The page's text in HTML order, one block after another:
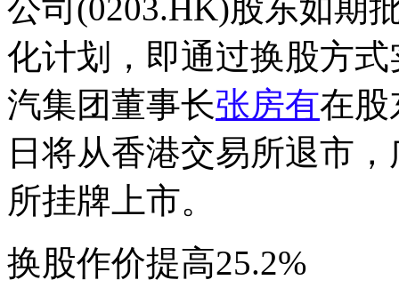
公司(0203.HK)股东如期
化计划，即通过换股方式
汽集团董事长张房有在股
日将从香港交易所退市
所挂牌上市。
换股作价提高25.2%